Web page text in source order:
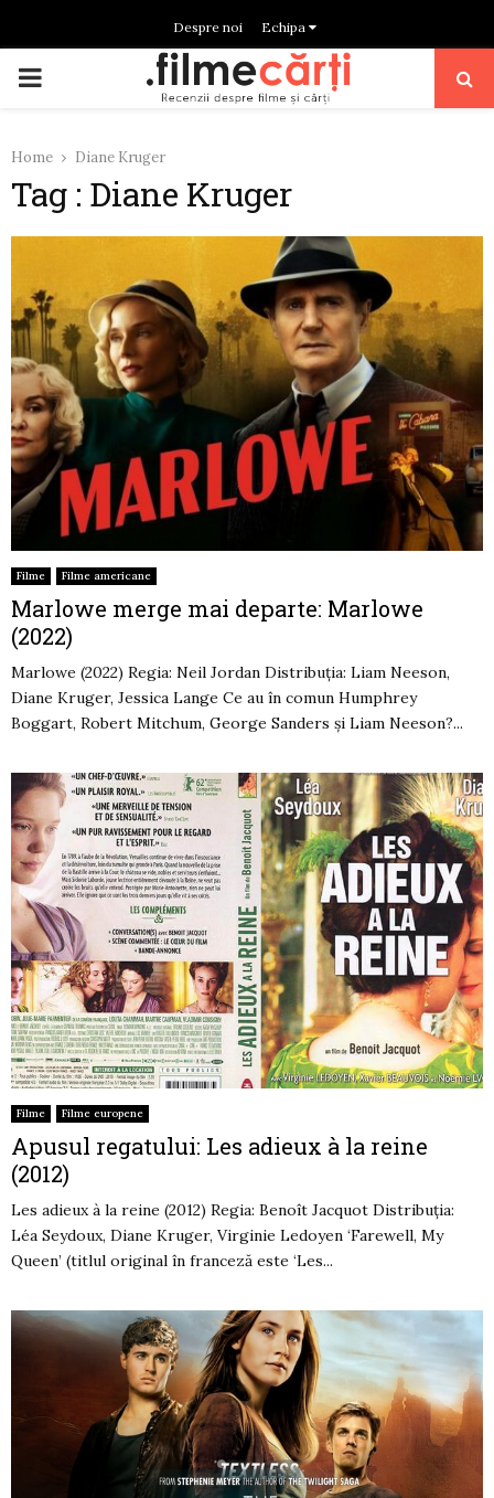
Despre noi Echipa
PRIMARY
Home Diane Kruger
Tag : Diane Kruger
Filme Filme americane
Marlowe merge mai departe: Marlowe
(2022)
Marlowe (2022) Regia: Neil Jordan Distribuția: Liam Neeson,
Diane Kruger, Jessica Lange Ce au în comun Humphrey
Boggart, Robert Mitchum, George Sanders și Liam Neeson?...
Filme Filme europene
Apusul regatului: Les adieux à la reine
(2012)
Les adieux à la reine (2012) Regia: Benoît Jacquot Distribuția:
Léa Seydoux, Diane Kruger, Virginie Ledoyen ‘Farewell, My
Queen’ (titlul original în franceză este ‘Les...